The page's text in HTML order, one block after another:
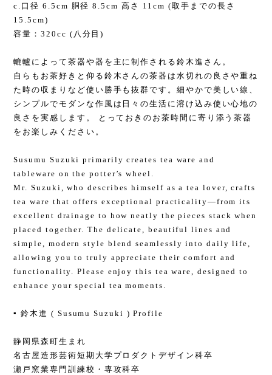
c.口径 6.5cm 胴径 8.5cm 高さ 11cm (取手までの長さ
15.5cm)
容量：320cc (八分目)
轆轤によって茶器や器を主に制作される鈴木進さん。
自らもお茶好きと仰る鈴木さんの茶器は水切れの良さや重ね
た時の収まりなど使い勝手も抜群です。細やかで美しい線、
シンプルでモダンな作風は日々の生活に溶け込み使い心地の
良さを実感します。 とっておきのお茶時間に寄り添う茶器
をお楽しみください。
Susumu Suzuki primarily creates tea ware and
tableware on the potter’s wheel.
Mr. Suzuki, who describes himself as a tea lover, crafts
tea ware that offers exceptional practicality—from its
excellent drainage to how neatly the pieces stack when
placed together. The delicate, beautiful lines and
simple, modern style blend seamlessly into daily life,
allowing you to truly appreciate their comfort and
functionality. Please enjoy this tea ware, designed to
enhance your special tea moments.
▪️ 鈴木進 ( Susumu Suzuki ) Profile
静岡県森町生まれ
名古屋造形芸術短期大学プロダクトデザイン科卒
瀬戸窯業専門訓練校・専攻科卒